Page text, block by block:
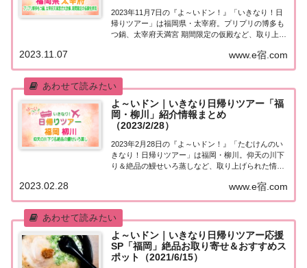
2023年11月7日の『よ～いドン！』「いきなり！日
帰りツアー」は福岡県・太宰府。プリプリの博多も
つ鍋、太宰府天満宮 期間限定の仮殿など、取り上げ
アー麒麟・田村さんが街行く人にいきなり声をか
け、そのまま日帰りツアーにご招待する『いきな...
www.e宿.com
2023.11.07
よ～いドン｜いきなり日帰りツアー「福
岡・柳川」紹介情報まとめ
（2023/2/28）
2023年2月28日の『よ～いドン！』「たむけんのい
きなり！日帰りツアー」は福岡・柳川。仰天の川下
り＆絶品の鰻せいろ蒸しなど、取り上げられた情報
いきなり声をかけ、そのまま日帰りツアーにご招待
する『たむけんの日帰りツアー』のコーナー。今...
www.e宿.com
2023.02.28
よ～いドン｜いきなり日帰りツアー応援
SP「福岡」絶品お取り寄せ＆おすすめス
ポット（2021/6/15）